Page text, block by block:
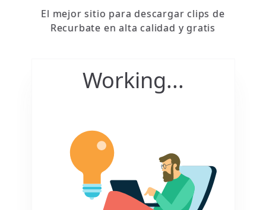
El mejor sitio para descargar clips de
Recurbate en alta calidad y gratis
Working...